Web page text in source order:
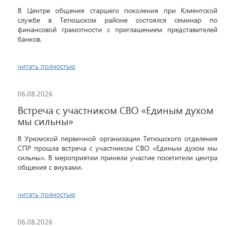
В Центре общения старшего поколения при Клиентской
службе в Тетюшском районе состоялся семинар по
финансовой грамотности с приглашением представителей
банков.
читать полностью
06.08.2026
Встреча с участником СВО «Единым духом
мы сильны»
В Урюмской первичной организации Тетюшского отделения
СПР прошла встреча с участником СВО «Единым духом мы
сильны». В мероприятии приняли участие посетители центра
общения с внуками.
читать полностью
06.08.2026